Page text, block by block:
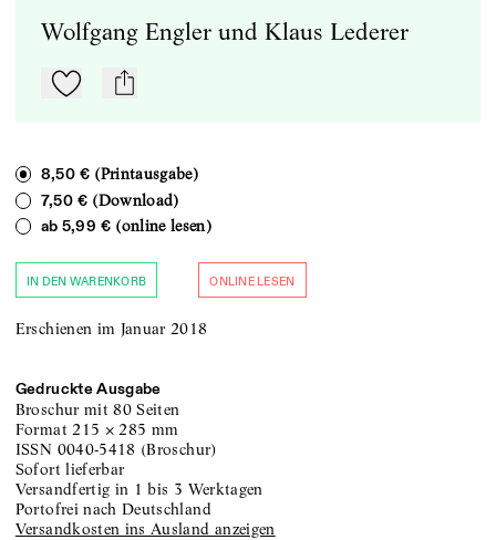
Wolfgang Engler und Klaus Lederer
Zu Mein-TdZ hinzufügen
mail
8,50 €(Printausgabe)
7,50 €(Download)
ab 5,99 € (online lesen)
IN DEN WARENKORB ONLINE LESEN
Erschienen im Januar 2018
Gedruckte Ausgabe
Broschur mit 80 Seiten
Format 215 × 285 mm
ISSN 0040-5418 (Broschur)
sofort lieferbar
versandfertig in 1 bis 3 Werktagen
portofrei nach Deutschland
Versandkosten ins Ausland anzeigen